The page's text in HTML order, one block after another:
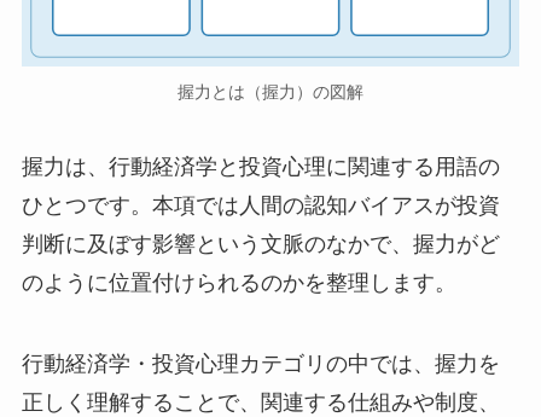
握力とは（握力）の図解
握力は、行動経済学と投資心理に関連する用語の
ひとつです。本項では人間の認知バイアスが投資
判断に及ぼす影響という文脈のなかで、握力がど
のように位置付けられるのかを整理します。
行動経済学・投資心理カテゴリの中では、握力を
正しく理解することで、関連する仕組みや制度、